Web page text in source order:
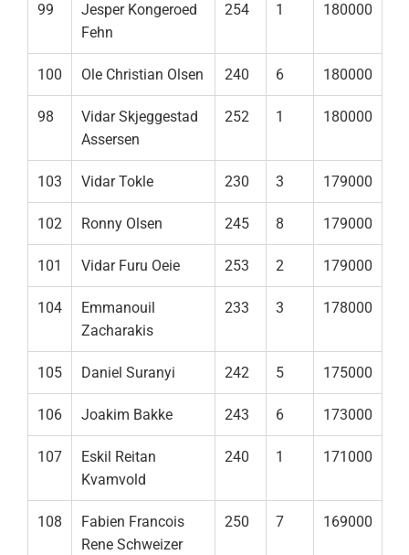
99
Jesper Kongeroed
Fehn
254 1 180000
100 Ole Christian Olsen 240 6 180000
98
Vidar Skjeggestad
Assersen
252 1 180000
103 Vidar Tokle 230 3 179000
102 Ronny Olsen 245 8 179000
101 Vidar Furu Oeie 253 2 179000
104
Emmanouil
Zacharakis
233 3 178000
105 Daniel Suranyi 242 5 175000
106 Joakim Bakke 243 6 173000
107
Eskil Reitan
Kvamvold
240 1 171000
108
Fabien Francois
Rene Schweizer
250 7 169000